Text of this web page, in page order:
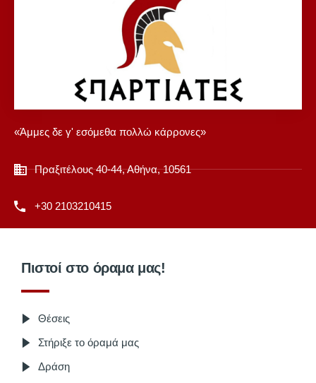
«Άμμες δε γ' εσόμεθα πολλώ κάρρονες»
Πραξιτέλους 40-44, Αθήνα, 10561
+30 2103210415
Πιστοί στο όραμα μας!
Θέσεις
Στήριξε το όραμά μας
Δράση